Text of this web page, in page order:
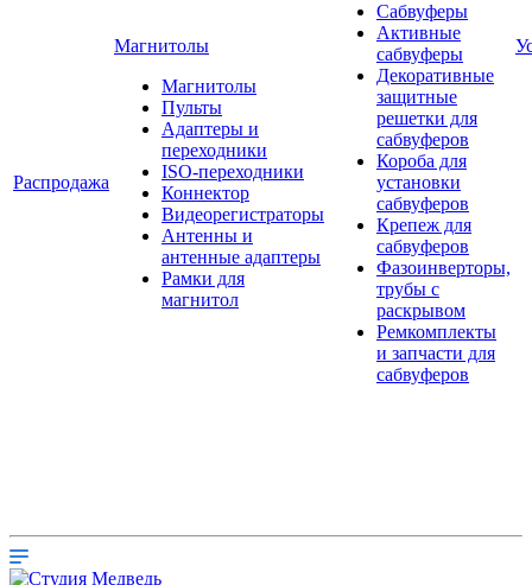
Распродажа
Магнитолы
Магнитолы
Пульты
Адаптеры и
переходники
ISO-переходники
Коннектор
Видеорегистраторы
Антенны и
антенные адаптеры
Рамки для
магнитол
Сабвуферы
Активные
сабвуферы
Декоративные
защитные
решетки для
сабвуферов
Короба для
установки
сабвуферов
Крепеж для
сабвуферов
Фазоинверторы,
трубы с
раскрывом
Ремкомплекты
и запчасти для
сабвуферов